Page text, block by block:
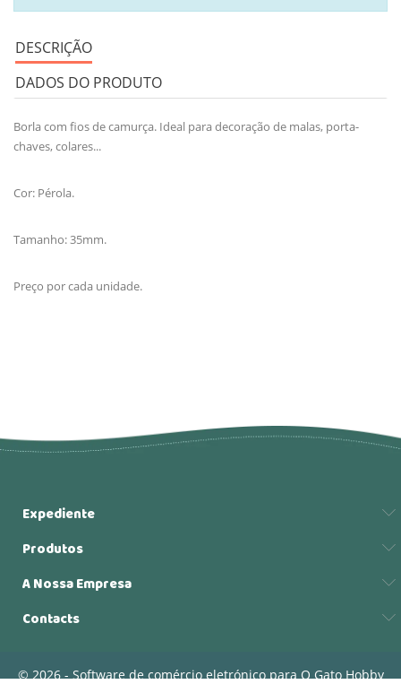
DESCRIÇÃO
DADOS DO PRODUTO
Borla com fios de camurça. Ideal para decoração de malas, porta-
chaves, colares...
Cor: Pérola.
Tamanho: 35mm.
Preço por cada unidade.
Expediente
Produtos
A Nossa Empresa
Contacts
© 2026 - Software de comércio eletrónico para O Gato Hobby